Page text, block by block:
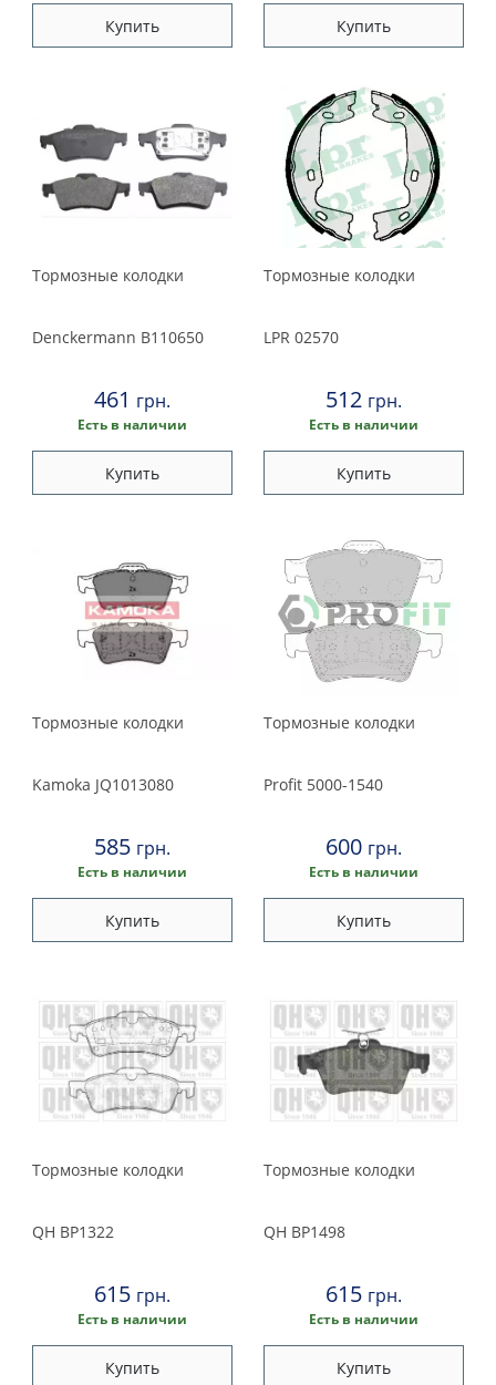
Купить Купить
Тормозные колодки
Denckermann B110650
461 грн.
Есть в наличии
Купить
Тормозные колодки
LPR 02570
512 грн.
Есть в наличии
Купить
Тормозные колодки
Kamoka JQ1013080
585 грн.
Есть в наличии
Купить
Тормозные колодки
Profit 5000-1540
600 грн.
Есть в наличии
Купить
Тормозные колодки
QH BP1322
615 грн.
Есть в наличии
Купить
Тормозные колодки
QH BP1498
615 грн.
Есть в наличии
Купить